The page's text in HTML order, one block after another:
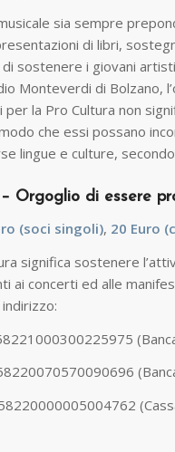
sia sempre
di libri,
di sostenere i giovani
Monteverdi di Bolzano,
per la Pro Cultura non
che essi possano
lingue e culture,
Orgoglio di essere
(soci singoli), 20 Euro
significa sostenere
ai concerti ed alle